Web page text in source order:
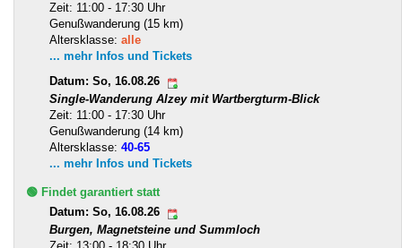
Zeit: 11:00 - 17:30 Uhr
Genußwanderung (15 km)
Altersklasse: alle
... mehr Infos und Tickets
Datum: So, 16.08.26
Single-Wanderung Alzey mit Wartbergturm-Blick
Zeit: 11:00 - 17:30 Uhr
Genußwanderung (14 km)
Altersklasse: 40-65
... mehr Infos und Tickets
🟢 Findet garantiert statt
Datum: So, 16.08.26
Burgen, Magnetsteine und Summloch